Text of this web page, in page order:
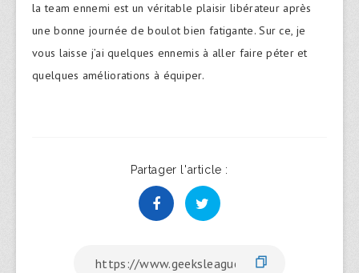
la team ennemi est un véritable plaisir libérateur après
une bonne journée de boulot bien fatigante. Sur ce, je
vous laisse j’ai quelques ennemis à aller faire péter et
quelques améliorations à équiper.
Partager l'article :